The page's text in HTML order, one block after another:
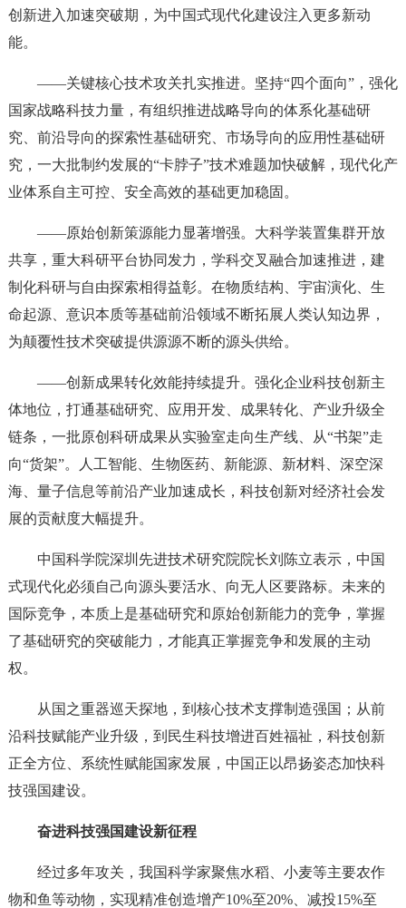
创新进入加速突破期，为中国式现代化建设注入更多新动
能。
——关键核心技术攻关扎实推进。坚持“四个面向”，强化
国家战略科技力量，有组织推进战略导向的体系化基础研
究、前沿导向的探索性基础研究、市场导向的应用性基础研
究，一大批制约发展的“卡脖子”技术难题加快破解，现代化产
业体系自主可控、安全高效的基础更加稳固。
——原始创新策源能力显著增强。大科学装置集群开放
共享，重大科研平台协同发力，学科交叉融合加速推进，建
制化科研与自由探索相得益彰。在物质结构、宇宙演化、生
命起源、意识本质等基础前沿领域不断拓展人类认知边界，
为颠覆性技术突破提供源源不断的源头供给。
——创新成果转化效能持续提升。强化企业科技创新主
体地位，打通基础研究、应用开发、成果转化、产业升级全
链条，一批原创科研成果从实验室走向生产线、从“书架”走
向“货架”。人工智能、生物医药、新能源、新材料、深空深
海、量子信息等前沿产业加速成长，科技创新对经济社会发
展的贡献度大幅提升。
中国科学院深圳先进技术研究院院长刘陈立表示，中国
式现代化必须自己向源头要活水、向无人区要路标。未来的
国际竞争，本质上是基础研究和原始创新能力的竞争，掌握
了基础研究的突破能力，才能真正掌握竞争和发展的主动
权。
从国之重器巡天探地，到核心技术支撑制造强国；从前
沿科技赋能产业升级，到民生科技增进百姓福祉，科技创新
正全方位、系统性赋能国家发展，中国正以昂扬姿态加快科
技强国建设。
奋进科技强国建设新征程
经过多年攻关，我国科学家聚焦水稻、小麦等主要农作
物和鱼等动物，实现精准创造增产10%至20%、减投15%至